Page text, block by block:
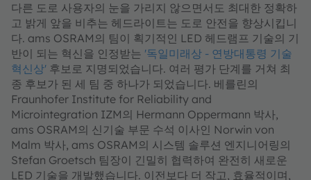
다른 도로 사용자의 눈을 가리지 않으면서도 최대한 정확하
고 밝게 앞을 비추는 헤드라이트는 도로 안전을 향상시킵니
다. ams OSRAM의 팀이 획기적인 LED 헤드램프 기술의 기
반이 되는 혁신을 인정받는 '독일미래상 - 연방대통령 기술
혁신상' 후보로 지명되었습니다. 여러 평가 단계를 거쳐 최
종 후보가 된 세 팀 중 하나가 되었습니다. 베를린의
Fraunhofer Institute for Reliability and
Microintegration IZM의 Hermann Oppermann 박사,
ams OSRAM의 신기술 부문 수석 이사인 Norwin von
Malm 박사, ams OSRAM의 시스템 솔루션 엔지니어링의
Stefan Groetsch 팀장이 긴밀히 협력하여 완전히 새로운
LED 기술을 개발했습니다. 이전보다 더 작고, 효율적이며,